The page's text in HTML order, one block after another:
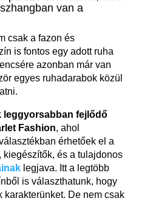
van a
csak a fazon és
is fontos egy adott ruha
azonban már van
egyes ruhadarabok közül
leggyorsabban fejlődő
Fashion, ahol
érhetőek el a
kiegészítők, és a tulajdonos
legjava. Itt a legtöbb
is választhatunk, hogy
De nem csak